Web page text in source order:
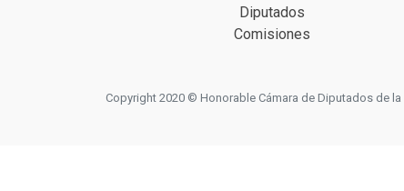
Diputados
Comisiones
Copyright 2020 © Honorable Cámara de Diputados de